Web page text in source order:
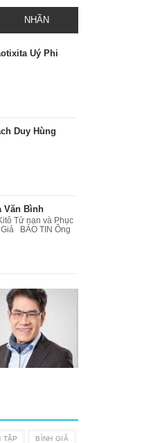
NHÃN
Uý Phi
Duy Hùng
Văn Bình
Tử nạn và Phục
BÁO TIN Ông
TẬP BÌNH GIÃ